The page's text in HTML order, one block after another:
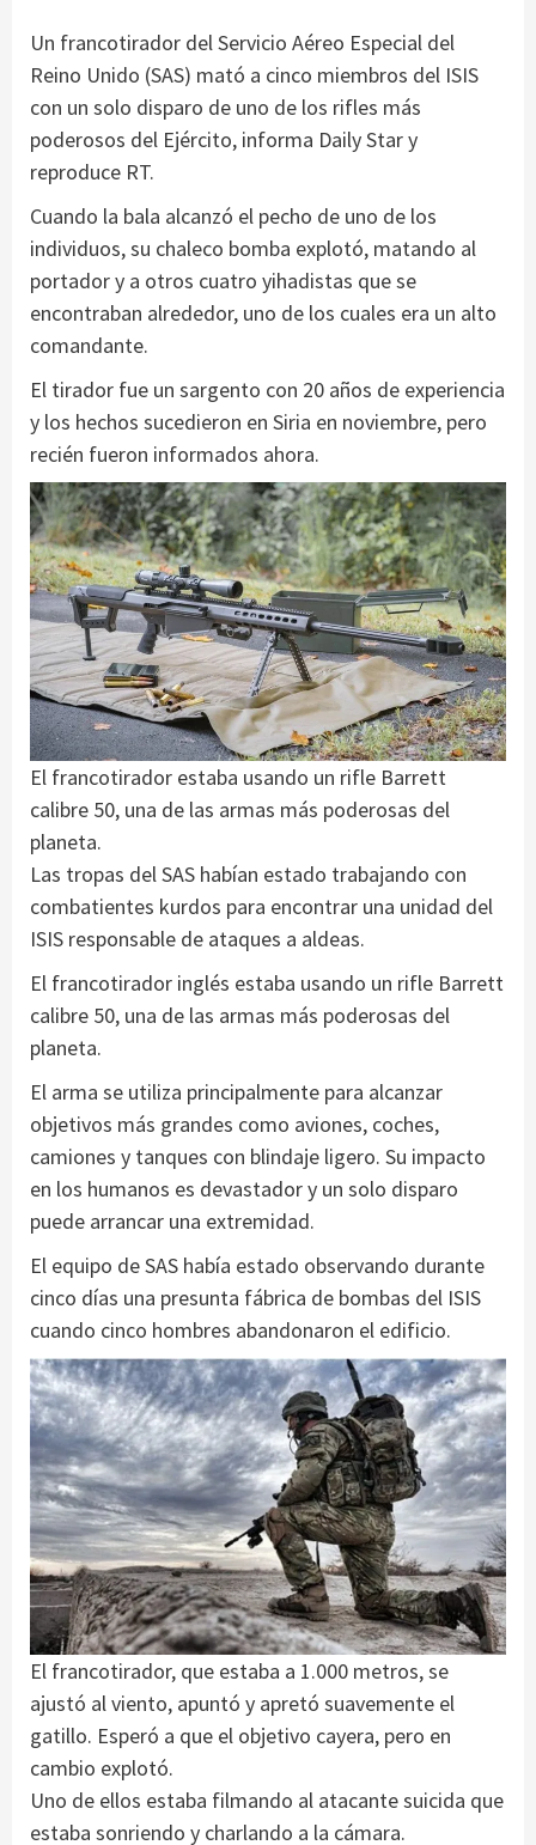
Un francotirador del Servicio Aéreo Especial del
Reino Unido (SAS) mató a cinco miembros del ISIS
con un solo disparo de uno de los rifles más
poderosos del Ejército, informa Daily Star y
reproduce RT.
Cuando la bala alcanzó el pecho de uno de los
individuos, su chaleco bomba explotó, matando al
portador y a otros cuatro yihadistas que se
encontraban alrededor, uno de los cuales era un alto
comandante.
El tirador fue un sargento con 20 años de experiencia
y los hechos sucedieron en Siria en noviembre, pero
recién fueron informados ahora.
El francotirador estaba usando un rifle Barrett
calibre 50, una de las armas más poderosas del
planeta.
Las tropas del SAS habían estado trabajando con
combatientes kurdos para encontrar una unidad del
ISIS responsable de ataques a aldeas.
El francotirador inglés estaba usando un rifle Barrett
calibre 50, una de las armas más poderosas del
planeta.
El arma se utiliza principalmente para alcanzar
objetivos más grandes como aviones, coches,
camiones y tanques con blindaje ligero. Su impacto
en los humanos es devastador y un solo disparo
puede arrancar una extremidad.
El equipo de SAS había estado observando durante
cinco días una presunta fábrica de bombas del ISIS
cuando cinco hombres abandonaron el edificio.
El francotirador, que estaba a 1.000 metros, se
ajustó al viento, apuntó y apretó suavemente el
gatillo. Esperó a que el objetivo cayera, pero en
cambio explotó.
Uno de ellos estaba filmando al atacante suicida que
estaba sonriendo y charlando a la cámara.